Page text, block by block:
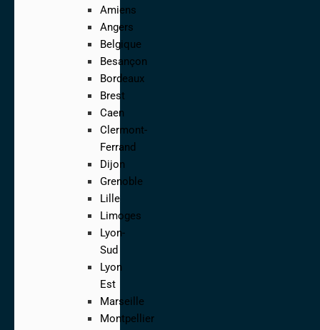
Amiens
Angers
Belgique
Besançon
Bordeaux
Brest
Caen
Clermont-
Ferrand
Dijon
Grenoble
Lille
Limoges
Lyon-
Sud
Lyon
Est
Marseille
Montpellier